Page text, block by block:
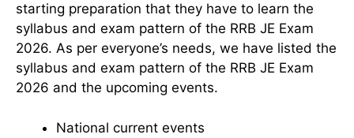
starting preparation that they have to learn the
syllabus and exam pattern of the RRB JE Exam
2026. As per everyone’s needs, we have listed the
syllabus and exam pattern of the RRB JE Exam
2026 and the upcoming events.
National current events